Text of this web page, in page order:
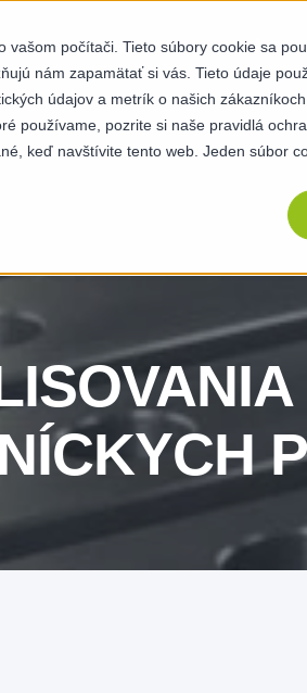
vašom počítači. Tieto súbory cookie sa
nám zapamätať si vás. Tieto údaje
údajov a metrík o našich
používame, pozrite si naše pravidlá
keď navštívite tento web. Jeden súbor
SCHOPNOSTI